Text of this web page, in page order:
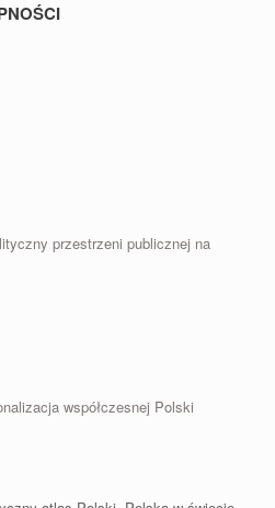
przestrzeni publicznej na
współczesnej Polski